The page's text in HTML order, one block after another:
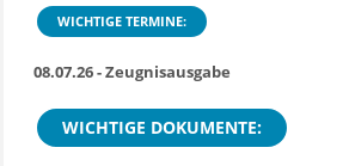
WICHTIGE TERMINE:
08.07.26 - Zeugnisausgabe
WICHTIGE DOKUMENTE: